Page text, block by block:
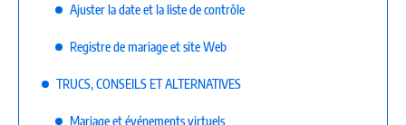
Ajuster la date et la liste de contrôle
Registre de mariage et site Web
TRUCS, CONSEILS ET ALTERNATIVES
Mariage et événements virtuels